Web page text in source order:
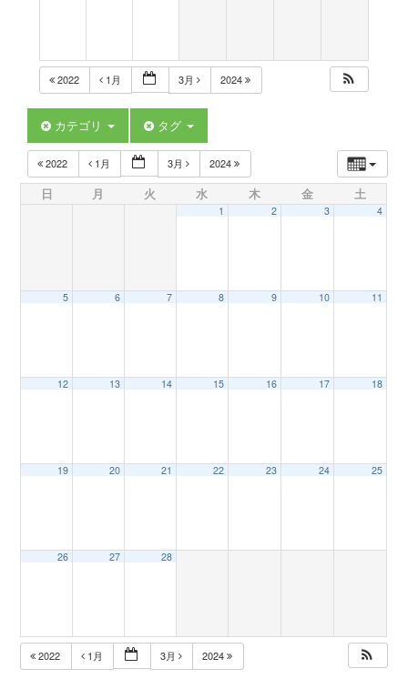
t
i
2022 1月 3月 2024
カテゴリ タグ
2022 1月 3月 2024
日 月 火 水 木 金 土
1 2 3 4
5 6 7 8 9 10 11
12 13 14 15 16 17 18
19 20 21 22 23 24 25
26 27 28
2022 1月 3月 2024